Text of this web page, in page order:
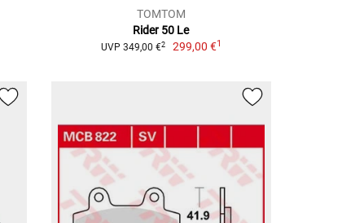
TOMTOM
Rider 50 Le
UVP 349,00 €2 299,00 €1